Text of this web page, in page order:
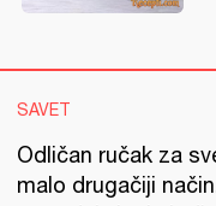
SAVET
Odličan ručak za
malo drugačiji